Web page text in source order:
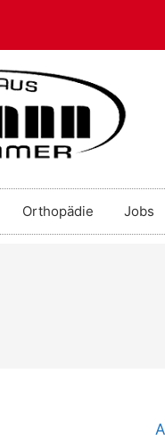
Orthopädie Jobs